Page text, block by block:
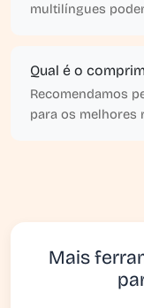
multilíngues
Qual é o
Recomendamos
para os melhores
Mais